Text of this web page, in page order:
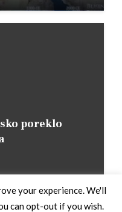
poreklo
your experience. We'll
can opt-out if you wish.